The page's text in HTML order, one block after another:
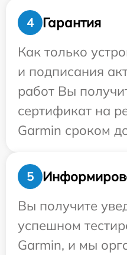
4
Гарантия
Как только
и подписания
работ Вы
сертификат на
Garmin сроком
5
Вы получите
успешном
Garmin, и мы